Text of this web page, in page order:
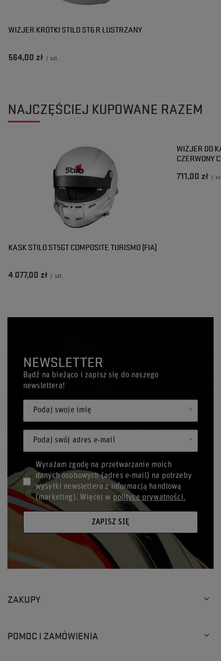
WIZJER KRÓTKI STILO ST6 R LUSTRZANY
564,00 zł / szt.
NAJCZĘŚCIEJ KUPOWANE RAZEM
KASK STILO ST5GT COMPOSITE TURISMO (FIA)
4 077,00 zł / szt.
WIZJER DO
CZERWONY
711,00 zł /
NEWSLETTER
Bądź na bieżąco i zapisz się do naszego
newslettera!
Podaj swoje imię
Podaj swój adres e-mail
Wyrażam zgodę na przetwarzanie moich
danych osobowych (adres e-mail) na potrzeby
wysyłki newslettera z informacją handlową
(marketing). Więcej w polityce prywatności.
ZAPISZ SIĘ
ZAKUPY
POMOC I ZAMÓWIENIA